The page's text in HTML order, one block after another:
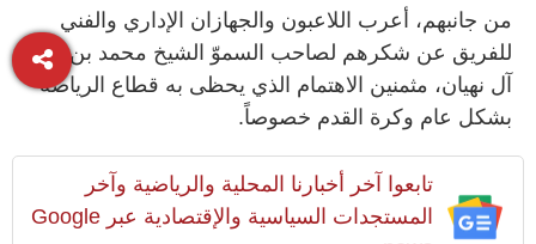
من جانبهم، أعرب اللاعبون والجهازان الإداري والفني
للفريق عن شكرهم لصاحب السموّ الشيخ محمد بن زايد
آل نهيان، مثمنين الاهتمام الذي يحظى به قطاع الرياضة
بشكل عام وكرة القدم خصوصاً.
تابعوا آخر أخبارنا المحلية والرياضية وآخر
المستجدات السياسية والإقتصادية عبر Google